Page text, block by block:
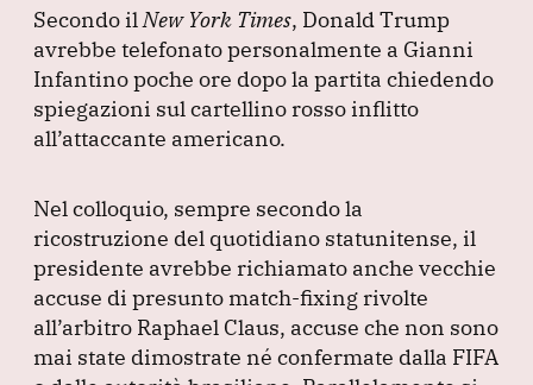
Secondo il New York Times, Donald Trump
avrebbe telefonato personalmente a Gianni
Infantino poche ore dopo la partita chiedendo
spiegazioni sul cartellino rosso inflitto
all’attaccante americano.
Nel colloquio, sempre secondo la
ricostruzione del quotidiano statunitense, il
presidente avrebbe richiamato anche vecchie
accuse di presunto match-fixing rivolte
all’arbitro Raphael Claus, accuse che non sono
mai state dimostrate né confermate dalla FIFA